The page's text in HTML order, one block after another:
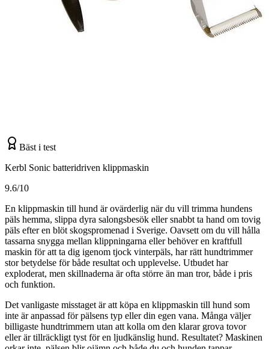
Bäst i test
Kerbl Sonic batteridriven klippmaskin
9.6/10
En klippmaskin till hund är ovärderlig när du vill trimma hundens
päls hemma, slippa dyra salongsbesök eller snabbt ta hand om tovig
päls efter en blöt skogspromenad i Sverige. Oavsett om du vill hålla
tassarna snygga mellan klippningarna eller behöver en kraftfull
maskin för att ta dig igenom tjock vinterpäls, har rätt hundtrimmer
stor betydelse för både resultat och upplevelse. Utbudet har
exploderat, men skillnaderna är ofta större än man tror, både i pris
och funktion.
Det vanligaste misstaget är att köpa en klippmaskin till hund som
inte är anpassad för pälsens typ eller din egen vana. Många väljer
billigaste hundtrimmern utan att kolla om den klarar grova tovor
eller är tillräckligt tyst för en ljudkänslig hund. Resultatet? Maskinen